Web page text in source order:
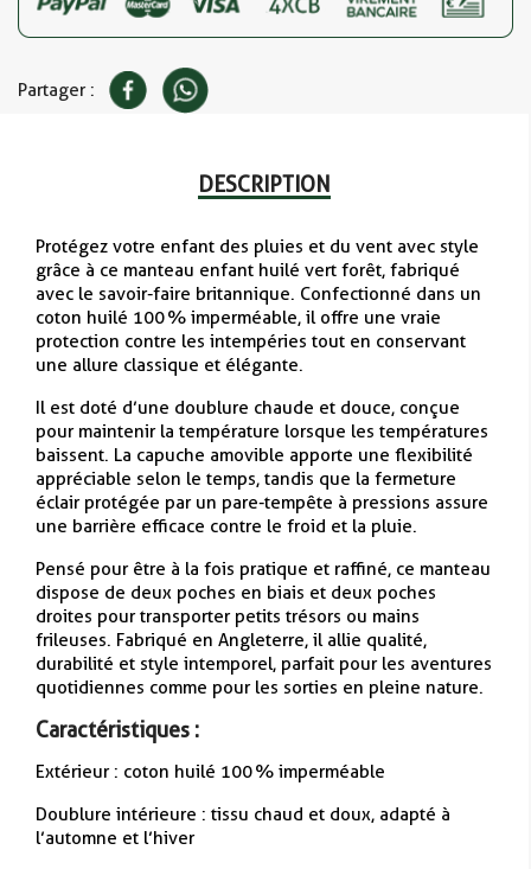
Partager :
DESCRIPTION
Protégez votre enfant des pluies et du vent avec style
grâce à ce manteau enfant huilé vert forêt, fabriqué
avec le savoir-faire britannique. Confectionné dans un
coton huilé 100 % imperméable, il offre une vraie
protection contre les intempéries tout en conservant
une allure classique et élégante.
Il est doté d’une doublure chaude et douce, conçue
pour maintenir la température lorsque les températures
baissent. La capuche amovible apporte une flexibilité
appréciable selon le temps, tandis que la fermeture
éclair protégée par un pare-tempête à pressions assure
une barrière efficace contre le froid et la pluie.
Pensé pour être à la fois pratique et raffiné, ce manteau
dispose de deux poches en biais et deux poches
droites pour transporter petits trésors ou mains
frileuses. Fabriqué en Angleterre, il allie qualité,
durabilité et style intemporel, parfait pour les aventures
quotidiennes comme pour les sorties en pleine nature.
Caractéristiques :
Extérieur : coton huilé 100 % imperméable
Doublure intérieure : tissu chaud et doux, adapté à
l’automne et l’hiver